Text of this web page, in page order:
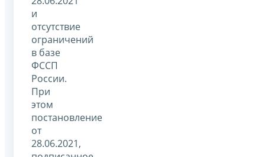
и
отсутствие
ограничений
в базе
ФССП
России.
При
этом
постановление
от
28.06.2021,